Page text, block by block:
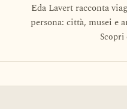
Eda Lavert racconta
persona: città, musei e